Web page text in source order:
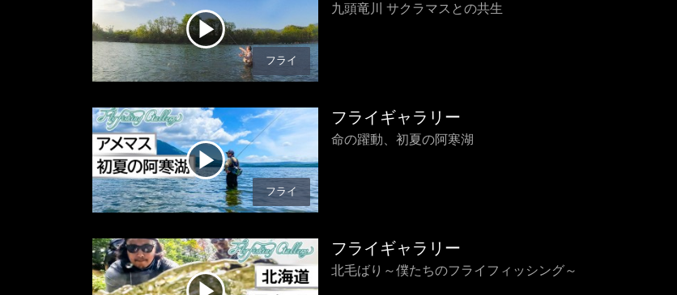
フライ
九頭竜川 サクラマスとの共生
フライ
フライギャラリー
命の躍動、初夏の阿寒湖
フライギャラリー
北毛ばり～僕たちのフライフィッシング～